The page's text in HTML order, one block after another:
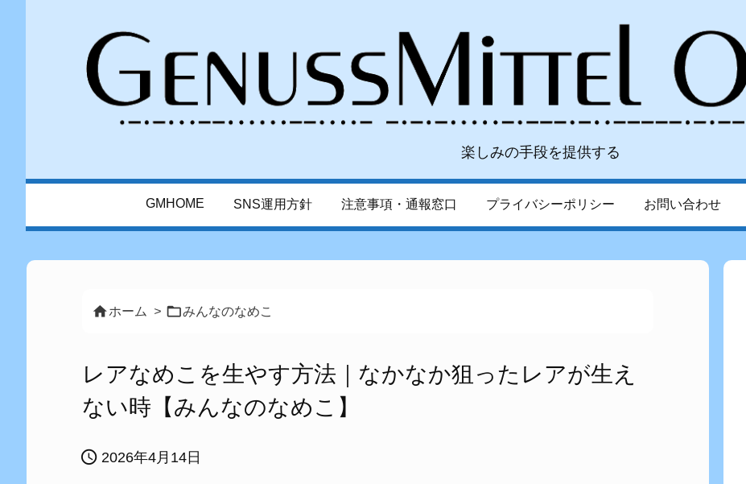
楽しみの手段を提供する
GMHOME SNS運用方針 注意事項・通報窓口 プライバシーポリシー お問い合わせ
ホーム > みんなのなめこ
レアなめこを生やす方法｜なかなか狙ったレアが生え
ない時【みんなのなめこ】
 2026年4月14日